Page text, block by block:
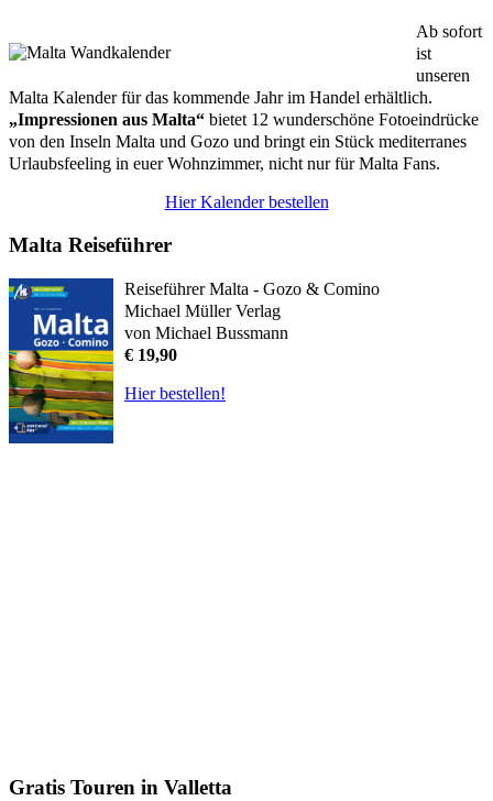
Ab sofort
ist
unseren
Malta Kalender für das kommende Jahr im Handel erhältlich.
„Impressionen aus Malta“ bietet 12 wunderschöne Fotoeindrücke
von den Inseln Malta und Gozo und bringt ein Stück mediterranes
Urlaubsfeeling in euer Wohnzimmer, nicht nur für Malta Fans.
Hier Kalender bestellen
Malta Reiseführer
Reiseführer Malta - Gozo & Comino
Michael Müller Verlag
von Michael Bussmann
€ 19,90
Hier bestellen!
Gratis Touren in Valletta